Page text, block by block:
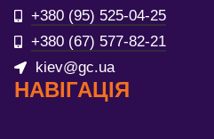
+380 (95) 525-04-25
+380 (67) 577-82-21
kiev@gc.ua
НАВІГАЦІЯ